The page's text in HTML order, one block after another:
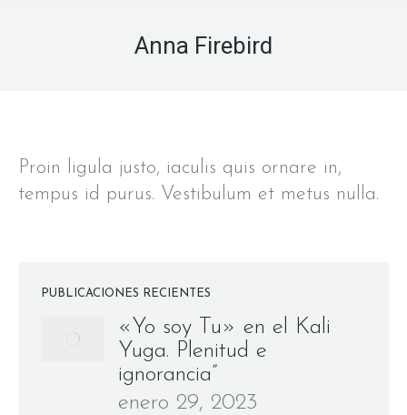
Anna Firebird
Proin ligula justo, iaculis quis ornare in,
tempus id purus. Vestibulum et metus nulla.
PUBLICACIONES RECIENTES
«Yo soy Tu» en el Kali
Yuga. Plenitud e
ignorancia”
enero 29, 2023